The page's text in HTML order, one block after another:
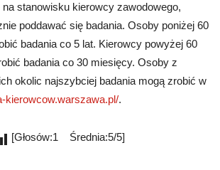
stanowisku kierowcy zawodowego,
poddawać się badania. Osoby poniżej 60
badania co 5 lat. Kierowcy powyżej 60
badania co 30 miesięcy. Osoby z
okolic najszybciej badania mogą zrobić w
kierowcow.warszawa.pl/.
[Głosów:1 Średnia:5/5]